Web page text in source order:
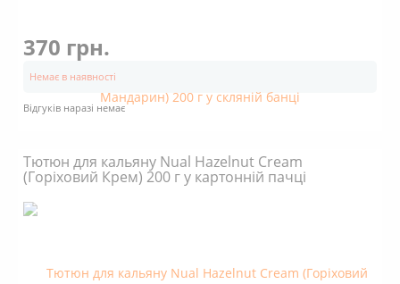
370 грн.
Немає в наявності
Відгуків наразі немає
Тютюн для кальяну Nual Hazelnut Cream
(Горіховий Крем) 200 г у картонній пачці